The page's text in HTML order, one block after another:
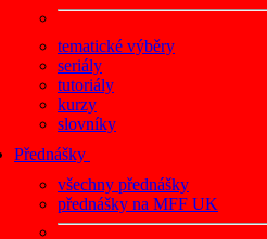
tematické výběry
seriály
tutoriály
kurzy
slovníky
Přednášky
všechny přednášky
přednášky na MFF UK